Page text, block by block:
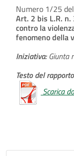
Numero 1/25
Art. 2 bis L.R.
contro la
fenomeno della
Iniziativa:Giunta
Testo del
Scarica